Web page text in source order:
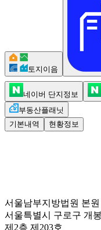
토지이음
네이버 단지정보
부동산플래닛
기본내역
현황정보
서울남부지방법원 본원
서울특별시 구로구 개
제2층 제203호